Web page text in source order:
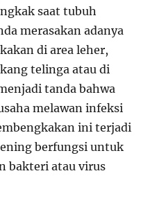
saat tubuh
merasakan adanya
di area leher,
telinga atau di
tanda bahwa
melawan infeksi
ini terjadi
berfungsi untuk
bakteri atau virus